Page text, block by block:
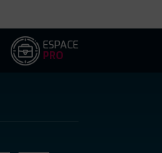
ESPACE
PRO